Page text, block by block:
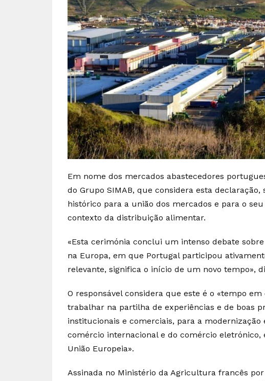
Em nome dos mercados abastecedores
do Grupo SIMAB, que considera esta
histórico para a união dos mercados e para o
contexto da distribuição alimentar.
«Esta cerimónia conclui um intenso debate
na Europa, em que Portugal participou
relevante, significa o início de um novo tempo»,
O responsável considera que este é o «tempo
trabalhar na partilha de experiências e de boas
institucionais e comerciais, para a modernização
comércio internacional e do comércio
União Europeia».
Assinada no Ministério da Agricultura francês